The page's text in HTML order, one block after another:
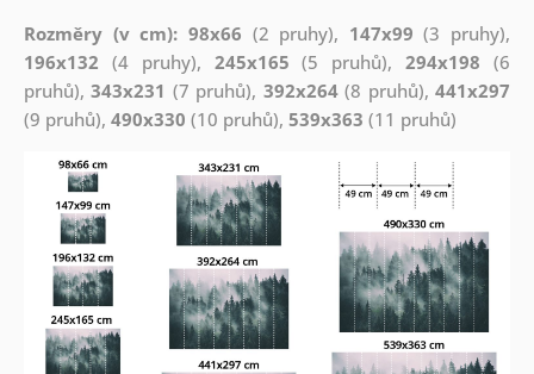
Rozměry (v cm): 98x66 (2 pruhy), 147x99 (3 pruhy),
196x132 (4 pruhy), 245x165 (5 pruhů),294x198 (6
pruhů),343x231 (7 pruhů), 392x264(8 pruhů),441x297
(9 pruhů), 490x330 (10 pruhů), 539x363 (11 pruhů)